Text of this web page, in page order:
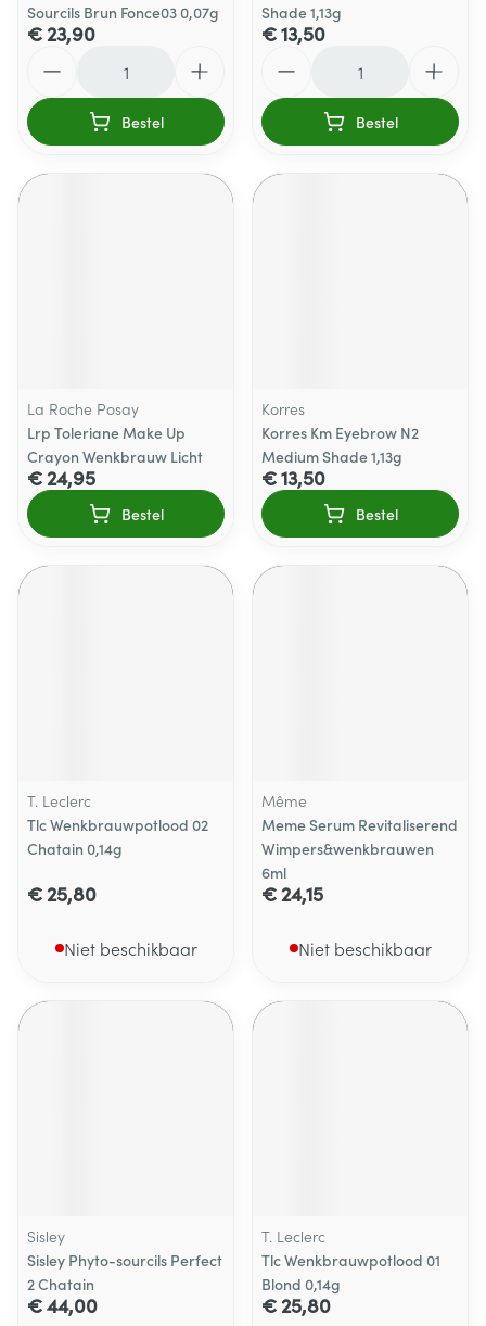
Sourcils Brun Fonce03 0,07g
€ 23,90
Bestel
Shade 1,13g
€ 13,50
Bestel
La Roche Posay
Lrp Toleriane Make Up
Crayon Wenkbrauw Licht
€ 24,95
Bestel
Korres
Korres Km Eyebrow N2
Medium Shade 1,13g
€ 13,50
Bestel
T. Leclerc
Tlc Wenkbrauwpotlood 02
Chatain 0,14g
€ 25,80
Niet beschikbaar
Même
Meme Serum Revitaliserend
Wimpers&wenkbrauwen
6ml
€ 24,15
Niet beschikbaar
Sisley
Sisley Phyto-sourcils Perfect
2 Chatain
€ 44,00
T. Leclerc
Tlc Wenkbrauwpotlood 01
Blond 0,14g
€ 25,80